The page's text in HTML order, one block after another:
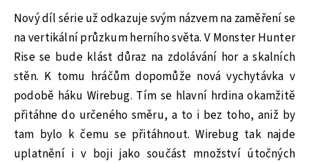
Nový díl série už odkazuje svým názvem na zaměření se
na vertikální průzkum herního světa. V Monster Hunter
Rise se bude klást důraz na zdolávání hor a skalních
stěn. K tomu hráčům dopomůže nová vychytávka v
podobě háku Wirebug. Tím se hlavní hrdina okamžitě
přitáhne do určeného směru, a to i bez toho, aniž by
tam bylo k čemu se přitáhnout. Wirebug tak najde
uplatnění i v boji jako součást množství útočných